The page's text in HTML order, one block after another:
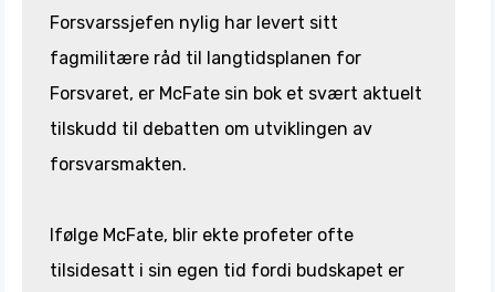
Forsvarssjefen nylig har levert sitt
fagmilitære råd til langtidsplanen for
Forsvaret, er McFate sin bok et svært aktuelt
tilskudd til debatten om utviklingen av
forsvarsmakten.
Ifølge McFate, blir ekte profeter ofte
tilsidesatt i sin egen tid fordi budskapet er